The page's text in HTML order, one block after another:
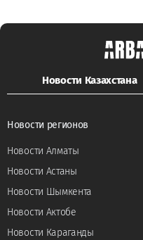
Новости Казахстана
Новости регионов
Новости Алматы
Новости Астаны
Новости Шымкента
Новости Актобе
Новости Караганды